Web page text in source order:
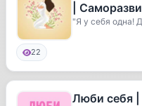
|
"Я у себя одна!
22
Люби себя |